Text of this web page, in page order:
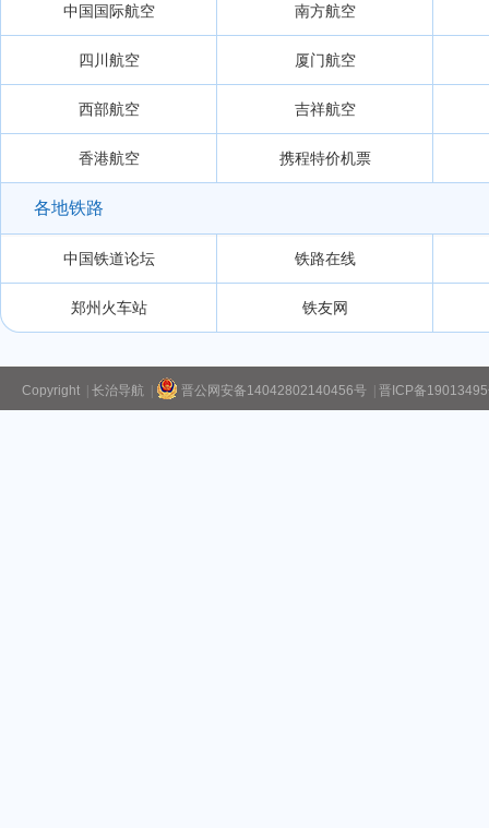
中国国际航空 南方航空
四川航空 厦门航空
西部航空 吉祥航空
香港航空 携程特价机票
各地铁路
中国铁道论坛 铁路在线
郑州火车站 铁友网
Copyright | 长治导航 | 晋公网安备14042802140456号 | 晋ICP备